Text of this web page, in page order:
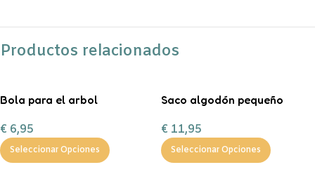
Productos relacionados
Bola para el arbol
€ 6,95
Seleccionar Opciones
Saco algodón pequeño
Magos”
€ 11,95
Seleccionar Opciones